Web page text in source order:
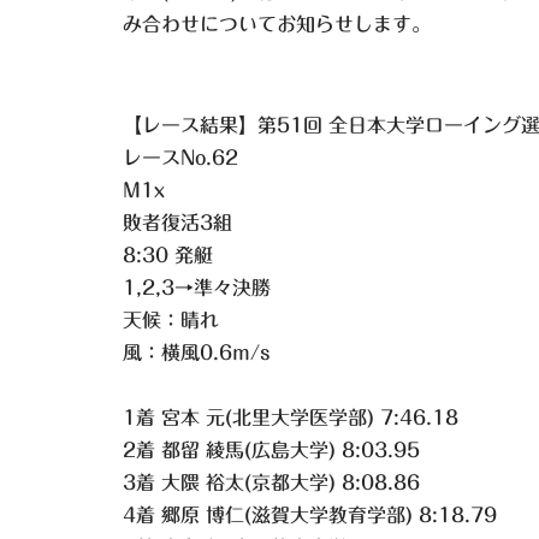
み合わせについてお知らせします。
【レース結果】第51回 全日本大学ローイング
レースNo.62
M1x
敗者復活3組
8:30 発艇
1,2,3→準々決勝
天候：晴れ
風：横風0.6m/s
1着 宮本 元(北里大学医学部) 7:46.18
2着 都留 綾馬(広島大学) 8:03.95
3着 大隈 裕太(京都大学) 8:08.86
4着 郷原 博仁(滋賀大学教育学部) 8:18.79